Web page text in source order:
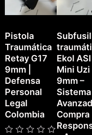
Pistola
Traumática
Retay G17
9mm |
Defensa
Personal
Legal
Colombia
Subfusil
Ekol
Mini Uzi
9mm –
Sistema
Compra